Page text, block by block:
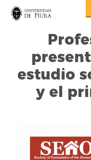
estudio
y el